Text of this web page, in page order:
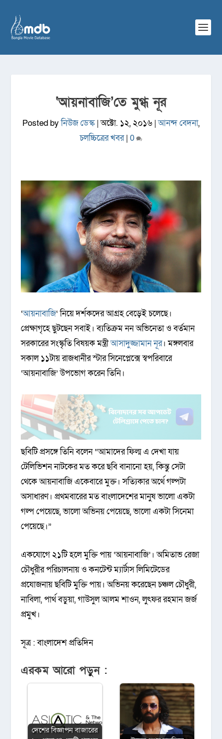
‘আয়নাবাজি’তে মুগ্ধ নূর
Posted byনিউজ ডেস্ক|অক্টো. ১২, ২০১৬ |আনন্দ বেদনা,
চলচ্চিত্রের খবর| 0
‘আয়নাবাজি‘ নিয়ে দর্শকদের আগ্রহ বেড়েই চলেছে।
প্রেক্ষাগৃহে ছুটছেন সবাই। ব্যতিক্রম নন অভিনেতা ও বর্তমান
সরকারের সংস্কৃতি বিষয়ক মন্ত্রীআসাদুজ্জামান নূর। মঙ্গলবার
সকাল ১১টায় রাজধানীর স্টার সিনেপ্লেক্সে স্বপরিবারে
‘আয়নাবাজি’ উপভোগ করেন তিনি।
ছবিটি প্রসঙ্গে তিনি বলেন “আমাদের ফিল্ম এ দেখা যায়
টেলিভিশন নাটকের মত করে ছবি বানানো হয়, কিন্তু সেটা
থেকে আয়নাবাজি একেবারে মুক্ত। সত্যিকার অর্থে গল্পটা
অসাধারণ। প্রথমবারের মত বাংলাদেশের মানুষ ভালো একটা
গল্প পেয়েছে, ভালো অভিনয় পেয়েছে, ভালো একটা সিনেমা
পেয়েছে।”
একযোগে ২১টি হলে মুক্তি পায় ‘আয়নাবাজি’। অমিতাভ রেজা
চৌধুরীর পরিচালনায় ও কনটেন্ট ম্যার্টাস লিমিটেডের
প্রযোজনায় ছবিটি মুক্তি পায়। অভিনয় করেছেন চঞ্চল চৌধুরী,
নাবিলা, পার্থ বড়ুয়া, গাউসুল আলম শাওন, লুৎফর রহমান জর্জ
প্রমুখ।
সূত্র : বাংলাদেশ প্রতিদিন
এরকম আরো পড়ুন :
দেশের বিজ্ঞাপন বাজারের